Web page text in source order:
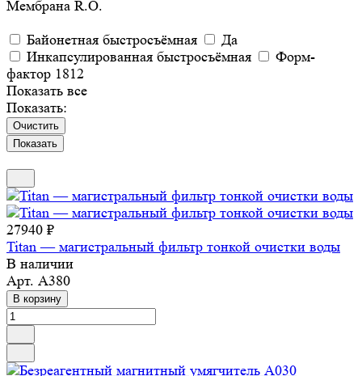
Мембрана R.O.
Байонетная быстросъёмная
Да
Инкапсулированная быстросъёмная
Форм-
фактор 1812
Показать все
Показать:
Очистить
27940 ₽
Titan — магистральный фильтр тонкой очистки воды
В наличии
Арт. A380
В корзину